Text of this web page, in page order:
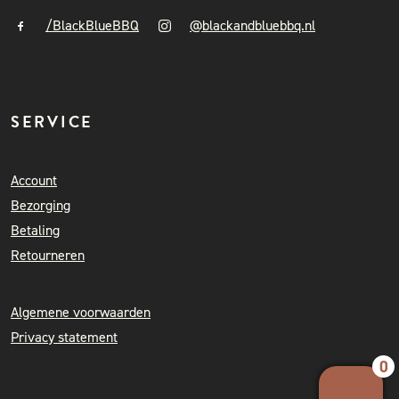
/BlackBlueBBQ @blackandbluebbq.nl
SERVICE
Account
Bezorging
Betaling
Retourneren
Algemene voorwaarden
Privacy statement
0